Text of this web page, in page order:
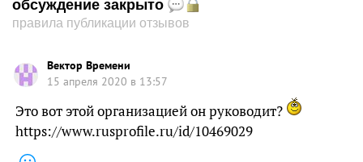
обсуждение закрыто
правила публикации отзывов
Вектор Времени
15 апреля 2020 в 13:57
Это вот этой организацией он руководит?
https://www.rusprofile.ru/id/10469029